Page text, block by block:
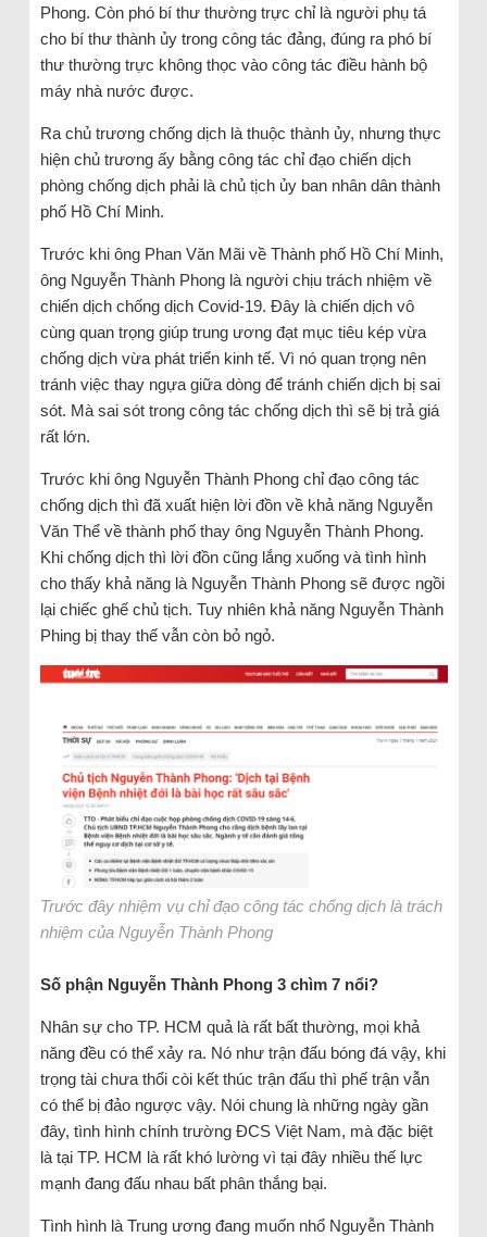
Phong. Còn phó bí thư thường trực chỉ là người phụ tá
cho bí thư thành ủy trong công tác đảng, đúng ra phó bí
thư thường trực không thọc vào công tác điều hành bộ
máy nhà nước được.
Ra chủ trương chống dịch là thuộc thành ủy, nhưng thực
hiện chủ trương ấy bằng công tác chỉ đạo chiến dịch
phòng chống dịch phải là chủ tịch ủy ban nhân dân thành
phố Hồ Chí Minh.
Trước khi ông Phan Văn Mãi về Thành phố Hồ Chí Minh,
ông Nguyễn Thành Phong là người chịu trách nhiệm về
chiến dịch chống dịch Covid-19. Đây là chiến dịch vô
cùng quan trọng giúp trung ương đạt mục tiêu kép vừa
chống dịch vừa phát triển kinh tế. Vì nó quan trọng nên
tránh việc thay ngựa giữa dòng để tránh chiến dịch bị sai
sót. Mà sai sót trong công tác chống dịch thì sẽ bị trả giá
rất lớn.
Trước khi ông Nguyễn Thành Phong chỉ đạo công tác
chống dịch thì đã xuất hiện lời đồn về khả năng Nguyễn
Văn Thể về thành phố thay ông Nguyễn Thành Phong.
Khi chống dịch thì lời đồn cũng lắng xuống và tình hình
cho thấy khả năng là Nguyễn Thành Phong sẽ được ngồi
lại chiếc ghế chủ tịch. Tuy nhiên khả năng Nguyễn Thành
Phing bị thay thế vẫn còn bỏ ngỏ.
Trước đây nhiệm vụ chỉ đạo công tác chống dịch là trách
nhiệm của Nguyễn Thành Phong
Số phận Nguyễn Thành Phong 3 chìm 7 nổi?
Nhân sự cho TP. HCM quả là rất bất thường, mọi khả
năng đều có thể xảy ra. Nó như trận đấu bóng đá vậy, khi
trọng tài chưa thổi còi kết thúc trận đấu thì phế trận vẫn
có thể bị đảo ngược vậy. Nói chung là những ngày gần
đây, tình hình chính trường ĐCS Việt Nam, mà đặc biệt
là tại TP. HCM là rất khó lường vì tại đây nhiều thế lực
mạnh đang đấu nhau bất phân thắng bại.
Tình hình là Trung ương đang muốn nhổ Nguyễn Thành